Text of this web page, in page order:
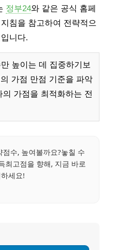
정부24와 같은 공식 홈페
침을 참고하여 전략적으
니다.
높이는 데 집중하기보
가점 만점 기준을 파악
가점을 최적화하는 전
점수, 높여볼까요?놓칠 수
최고점을 향해, 지금 바로
세요!